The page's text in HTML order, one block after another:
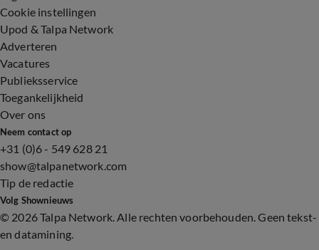
Cookie instellingen
Upod & Talpa Network
Adverteren
Vacatures
Publieksservice
Toegankelijkheid
Over ons
Neem contact op
+31 (0)6 - 549 628 21
show@talpanetwork.com
Tip de redactie
Volg Shownieuws
© 2026 Talpa Network. Alle rechten voorbehouden. Geen tekst-
en datamining.